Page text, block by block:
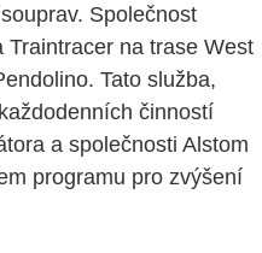
Společnost
na trase West
Tato služba,
činností
a společnosti Alstom
programu pro zvýšení